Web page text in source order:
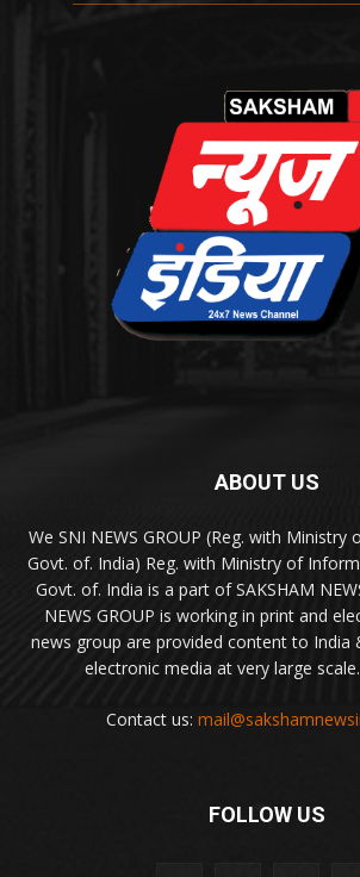
ABOUT US
We SNI NEWS GROUP (Reg. with Ministry
Govt. of. India) Reg. with Ministry of
Govt. of. India is a part of SAKSHAM
NEWS GROUP is working in print and
news group are provided content to India
electronic media at very large scale.
Contact us:
FOLLOW US